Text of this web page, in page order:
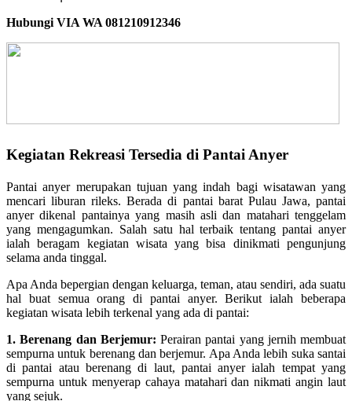
Hubungi VIA WA 081210912346
Kegiatan Rekreasi Tersedia di Pantai Anyer
Pantai anyer merupakan tujuan yang indah bagi wisatawan yang
mencari liburan rileks. Berada di pantai barat Pulau Jawa, pantai
anyer dikenal pantainya yang masih asli dan matahari tenggelam
yang mengagumkan. Salah satu hal terbaik tentang pantai anyer
ialah beragam kegiatan wisata yang bisa dinikmati pengunjung
selama anda tinggal.
Apa Anda bepergian dengan keluarga, teman, atau sendiri, ada suatu
hal buat semua orang di pantai anyer. Berikut ialah beberapa
kegiatan wisata lebih terkenal yang ada di pantai:
1. Berenang dan Berjemur: Perairan pantai yang jernih membuat
sempurna untuk berenang dan berjemur. Apa Anda lebih suka santai
di pantai atau berenang di laut, pantai anyer ialah tempat yang
sempurna untuk menyerap cahaya matahari dan nikmati angin laut
yang sejuk.